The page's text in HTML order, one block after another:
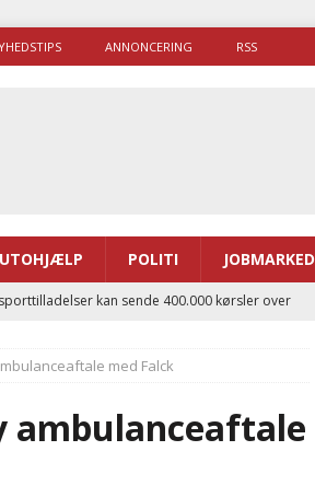
ANNONCERING RSS
POLITI JOBMARKED
kan sende 400.000 kørsler over
til Samsø
PRÆHOSPITAL
længere tid på at komme af sted i 2025
med Falck
ambulanceaftale